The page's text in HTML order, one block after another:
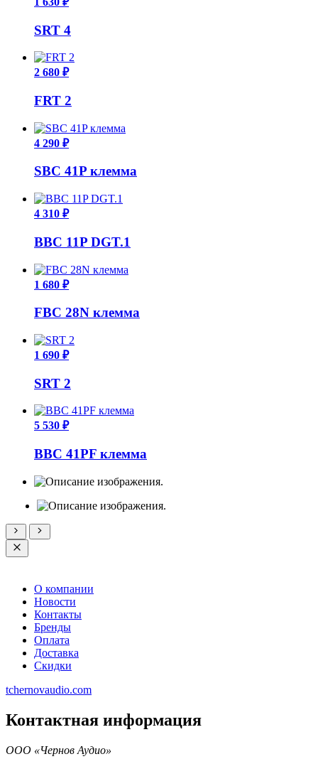
SRT 4
2 680 ₽
FRT 2
4 290 ₽
SBC 41P клемма
4 310 ₽
BBC 11P DGT.1
1 680 ₽
FBC 28N клемма
1 690 ₽
SRT 2
5 530 ₽
BBC 41PF клемма
О компании
Новости
Контакты
Бренды
Оплата
Доставка
Скидки
tchernovaudio.com
Контактная информация
ООО «Чернов Аудио»